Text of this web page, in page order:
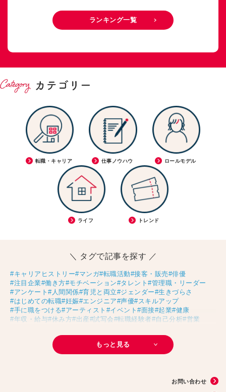
ランキング一覧
転職・キャリア 仕事ノウハウ ロールモデル
ライフ トレンド
＼ タグで記事を探す ／
#キャリアヒストリー#マンガ#転職活動#接客・販売#俳優
#注目企業#働き方#モチベーション#タレント #管理職・リーダー
#アンケート #人間関係#育児と両立#ジェンダー#生きづらさ
#はじめての転職#妊娠#エンジニア#声優#スキルアップ
#手に職をつける#アーティスト #イベント #面接#起業#健康
#年収・給与#休み方#出産#試写会#転職経験者#自己分析#営業
#30代の転職#Meets！#チームビルディング#お金
#リモートワーク
#パラレルキャリア#D＆I
#大木亜希子
#生産性アップ#恋愛#不妊治療#人事#アナウンサー
#タスク管理
もっと見る
お問い合わせ